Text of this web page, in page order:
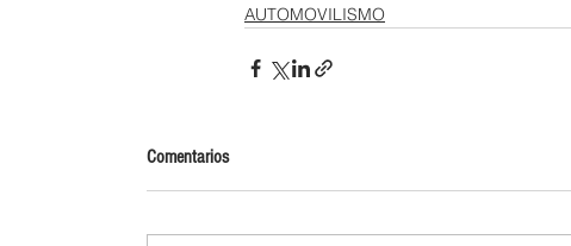
AUTOMOVILISMO
Comentarios